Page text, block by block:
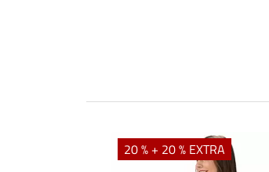
20 % + 20 % EXTRA